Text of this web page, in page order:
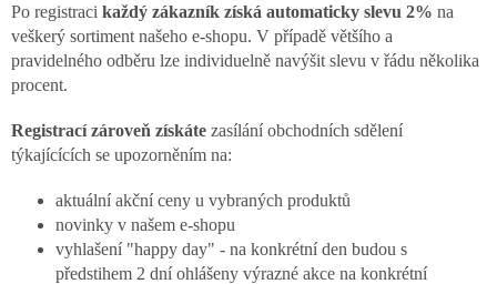
Po registraci každý zákazník získá automaticky slevu 2% na
veškerý sortiment našeho e-shopu. V případě většího a
pravidelného odběru lze individuelně navýšit slevu v řádu několika
procent.
Registrací zároveň získáte zasílání obchodních sdělení
týkajícících se upozorněním na:
aktuální akční ceny u vybraných produktů
novinky v našem e-shopu
vyhlašení "happy day" - na konkrétní den budou s
předstihem 2 dní ohlášeny výrazné akce na konkrétní